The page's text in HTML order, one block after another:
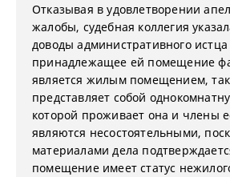
Отказывая в удовлетворении
жалобы, судебная коллегия
доводы административного
принадлежащее ей помещение
является жилым помещением, так
представляет собой
которой проживает она и члены
являются несостоятельными,
материалами дела
помещение имеет статус